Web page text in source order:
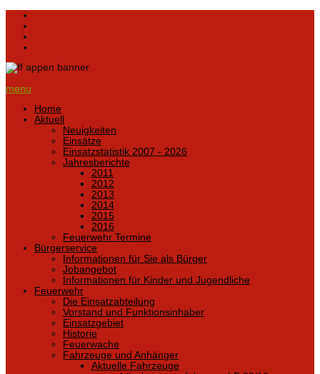
menu
Home
Aktuell
Neuigkeiten
Einsätze
Einsatzstatistik 2007 - 2026
Jahresberichte
2011
2012
2013
2014
2015
2016
Feuerwehr Termine
Bürgerservice
Informationen für Sie als Bürger
Jobangebot
Informationen für Kinder und Jugendliche
Feuerwehr
Die Einsatzabteilung
Vorstand und Funktionsinhaber
Einsatzgebiet
Historie
Feuerwache
Fahrzeuge und Anhänger
Aktuelle Fahrzeuge